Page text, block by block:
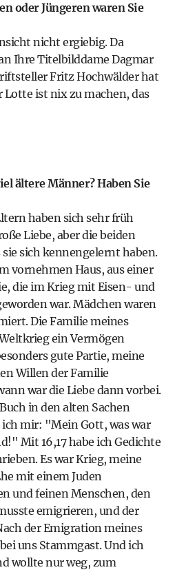
oder Jüngeren waren Sie
nicht ergiebig. Da
Ihre Titelbilddame Dagmar
Fritz Hochwälder hat
ist nix zu machen, das
ältere Männer? Haben Sie
haben sich sehr früh
Liebe, aber die beiden
sich kennengelernt haben.
vornehmen Haus, aus einer
die im Krieg mit Eisen- und
war. Mädchen waren
Die Familie meines
ein Vermögen
gute Partie, meine
Willen der Familie
war die Liebe dann vorbei.
in den alten Sachen
mir: "Mein Gott, was war
Mit 16,17 habe ich Gedichte
Es war Krieg, meine
mit einem Juden
und feinen Menschen, den
emigrieren, und der
der Emigration meines
uns Stammgast. Und ich
wollte nur weg, zum